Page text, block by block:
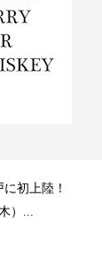
初上陸！
）...